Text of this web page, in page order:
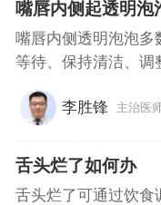
嘴唇内侧起透明泡
嘴唇内侧透明泡泡多
等待、保持清洁、调
李胜锋 主治医
舌头烂了如何办
舌头烂了可通过饮食